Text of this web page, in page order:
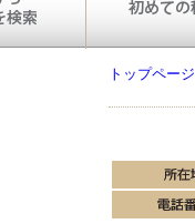
トップページ